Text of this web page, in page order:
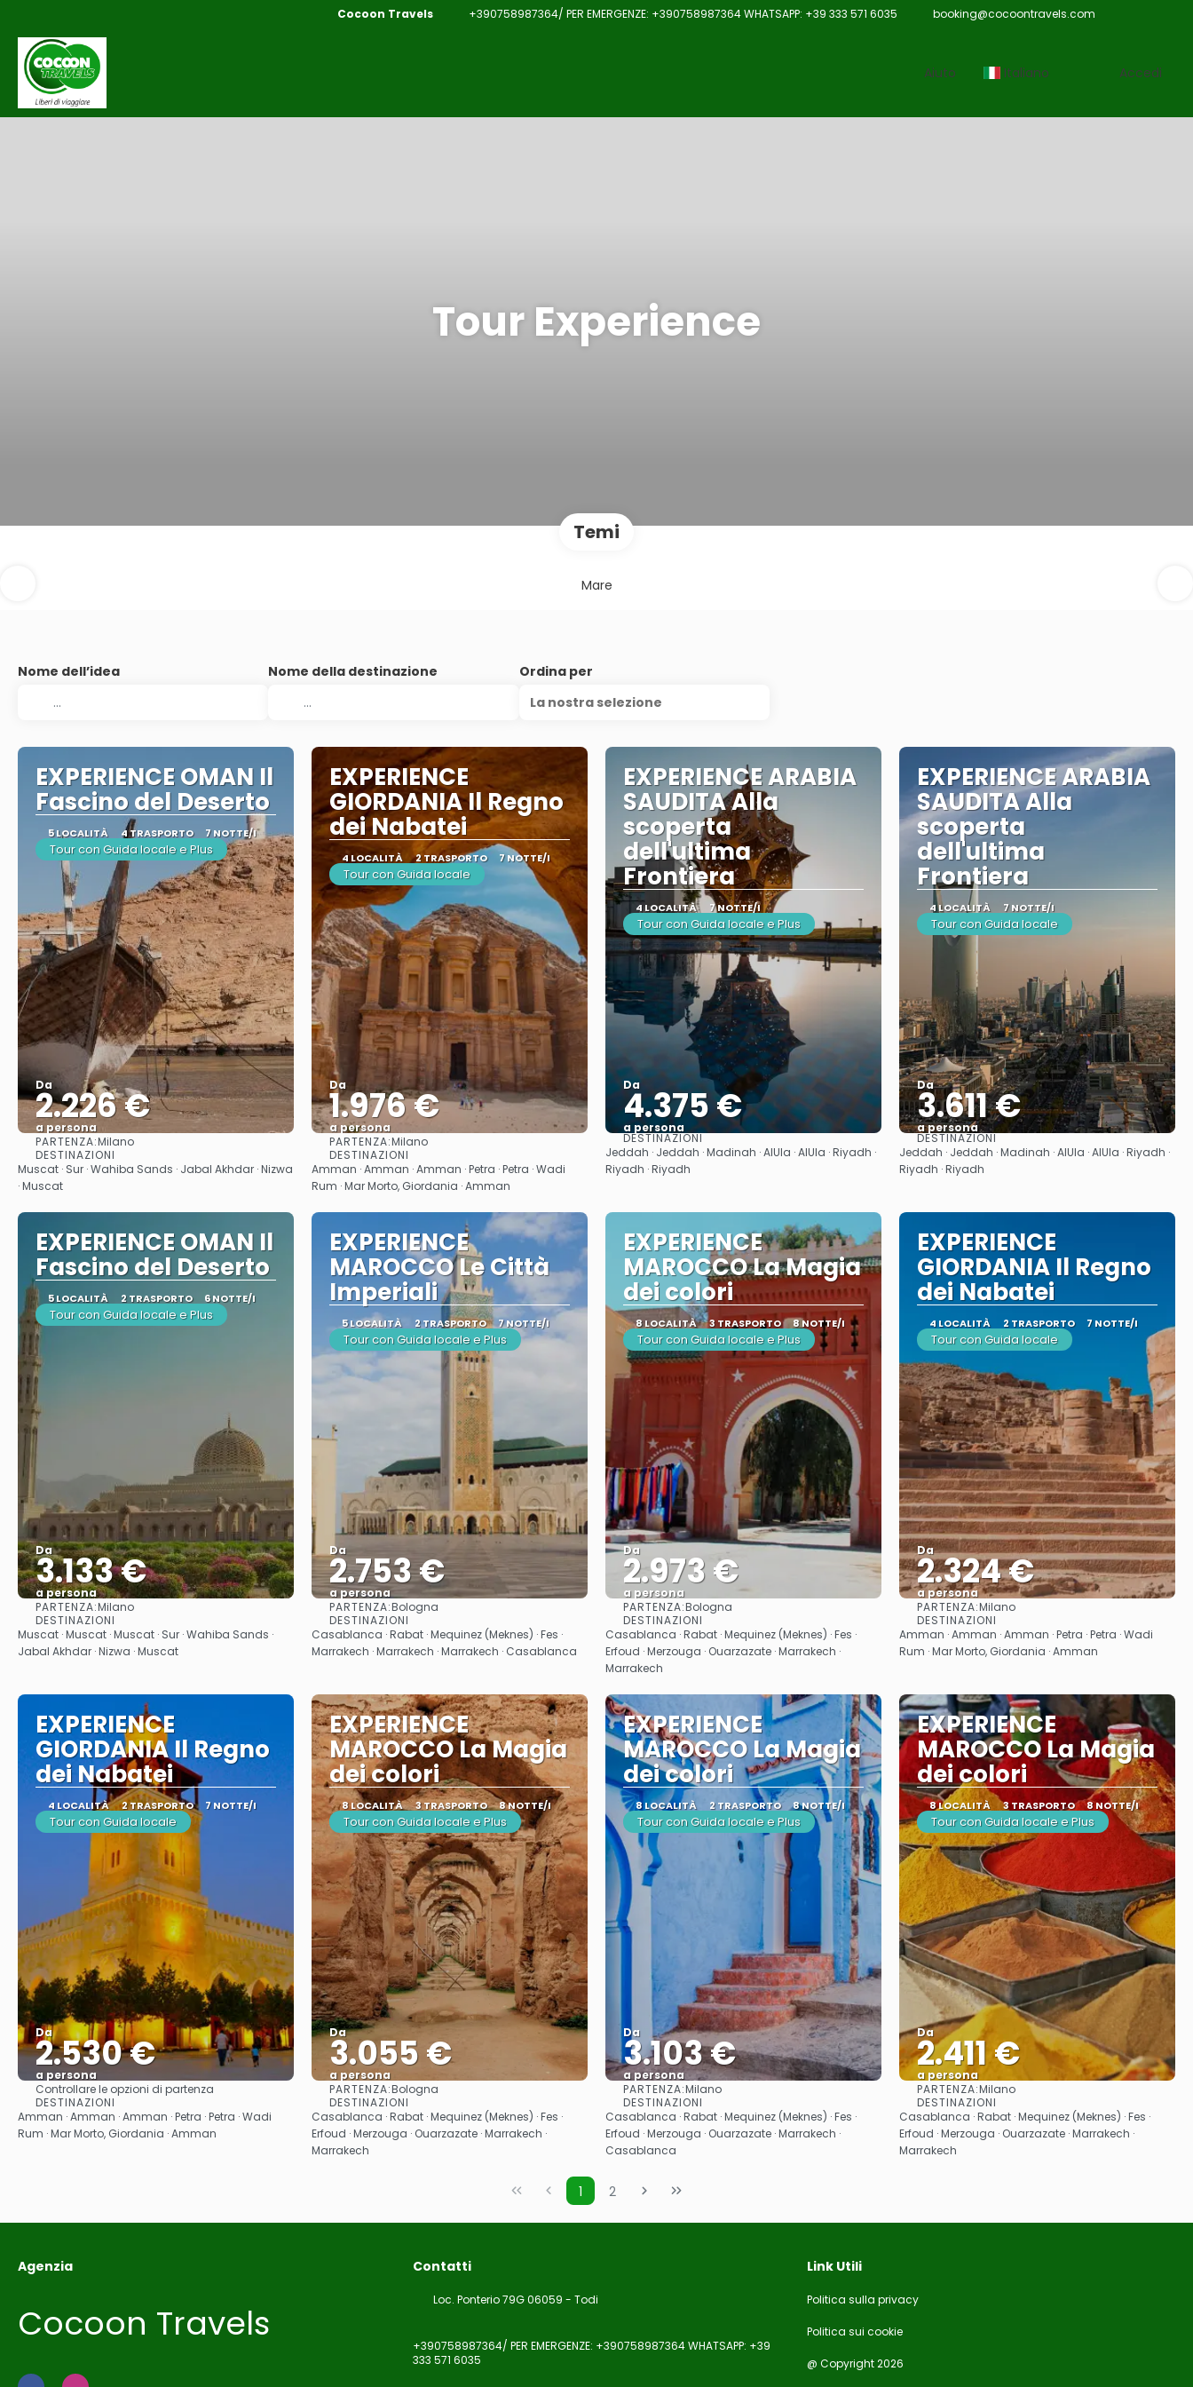
Cocoon Travels +390758987364/ PER EMERGENZE: +390758987364 WHATSAPP: +39 333 571 6035 booking@cocoontravels.com
Aiuto Italiano Accedi
Tour Experience
Temi
Mare
Nome dell’idea Nome della destinazione
Ordina per
La nostra selezione
EXPERIENCE OMAN Il
Fascino del Deserto
5 LOCALITÀ 4 TRASPORTO 7 NOTTE/I
Tour con Guida locale e Plus
Da
2.226 €
a persona
PARTENZA:Milano
DESTINAZIONI
Muscat · Sur · Wahiba Sands · Jabal Akhdar · Nizwa
· Muscat
EXPERIENCE
GIORDANIA Il Regno
dei Nabatei
4 LOCALITÀ 2 TRASPORTO 7 NOTTE/I
Tour con Guida locale
Da
1.976 €
a persona
PARTENZA:Milano
DESTINAZIONI
Amman · Amman · Amman · Petra · Petra · Wadi
Rum · Mar Morto, Giordania · Amman
EXPERIENCE ARABIA
SAUDITA Alla
scoperta
dell'ultima
Frontiera
4 LOCALITÀ 7 NOTTE/I
Tour con Guida locale e Plus
Da
4.375 €
a persona
Vedere
DESTINAZIONI
Jeddah · Jeddah · Madinah · AlUla · AlUla · Riyadh ·
Riyadh · Riyadh
EXPERIENCE ARABIA
SAUDITA Alla
scoperta
dell'ultima
Frontiera
4 LOCALITÀ 7 NOTTE/I
Tour con Guida locale
Da
3.611 €
a persona
Vedere
DESTINAZIONI
Jeddah · Jeddah · Madinah · AlUla · AlUla · Riyadh ·
Riyadh · Riyadh
EXPERIENCE OMAN Il
Fascino del Deserto
5 LOCALITÀ 2 TRASPORTO 6 NOTTE/I
Tour con Guida locale e Plus
Da
3.133 €
a persona
PARTENZA:Milano
DESTINAZIONI
Muscat · Muscat · Muscat · Sur · Wahiba Sands ·
Jabal Akhdar · Nizwa · Muscat
EXPERIENCE
MAROCCO Le Città
Imperiali
5 LOCALITÀ 2 TRASPORTO 7 NOTTE/I
Tour con Guida locale e Plus
Da
2.753 €
a persona
Vedere
PARTENZA:Bologna
DESTINAZIONI
Casablanca · Rabat · Mequinez (Meknes) · Fes ·
Marrakech · Marrakech · Marrakech · Casablanca
EXPERIENCE
MAROCCO La Magia
dei colori
8 LOCALITÀ 3 TRASPORTO 8 NOTTE/I
Tour con Guida locale e Plus
Da
2.973 €
a persona
Vedere
PARTENZA:Bologna
DESTINAZIONI
Casablanca · Rabat · Mequinez (Meknes) · Fes ·
Erfoud · Merzouga · Ouarzazate · Marrakech ·
Marrakech
EXPERIENCE
GIORDANIA Il Regno
dei Nabatei
4 LOCALITÀ 2 TRASPORTO 7 NOTTE/I
Tour con Guida locale
Da
2.324 €
a persona
PARTENZA:Milano
DESTINAZIONI
Amman · Amman · Amman · Petra · Petra · Wadi
Rum · Mar Morto, Giordania · Amman
EXPERIENCE
GIORDANIA Il Regno
dei Nabatei
4 LOCALITÀ 2 TRASPORTO 7 NOTTE/I
Tour con Guida locale
Da
2.530 €
a persona
Vedere
Controllare le opzioni di partenza
DESTINAZIONI
Amman · Amman · Amman · Petra · Petra · Wadi
Rum · Mar Morto, Giordania · Amman
EXPERIENCE
MAROCCO La Magia
dei colori
8 LOCALITÀ 3 TRASPORTO 8 NOTTE/I
Tour con Guida locale e Plus
Da
3.055 €
a persona
Vedere
PARTENZA:Bologna
DESTINAZIONI
Casablanca · Rabat · Mequinez (Meknes) · Fes ·
Erfoud · Merzouga · Ouarzazate · Marrakech ·
Marrakech
EXPERIENCE
MAROCCO La Magia
dei colori
8 LOCALITÀ 2 TRASPORTO 8 NOTTE/I
Tour con Guida locale e Plus
Da
3.103 €
a persona
PARTENZA:Milano
DESTINAZIONI
Casablanca · Rabat · Mequinez (Meknes) · Fes ·
Erfoud · Merzouga · Ouarzazate · Marrakech ·
Casablanca
EXPERIENCE
MAROCCO La Magia
dei colori
8 LOCALITÀ 3 TRASPORTO 8 NOTTE/I
Tour con Guida locale e Plus
Da
2.411 €
a persona
PARTENZA:Milano
DESTINAZIONI
Casablanca · Rabat · Mequinez (Meknes) · Fes ·
Erfoud · Merzouga · Ouarzazate · Marrakech ·
Marrakech
1 2
Agenzia
Cocoon Travels
Contatti
Loc. Ponterio 79G 06059 - Todi
+390758987364/ PER EMERGENZE: +390758987364 WHATSAPP: +39
333 571 6035
Link Utili
Politica sulla privacy
Politica sui cookie
@ Copyright 2026